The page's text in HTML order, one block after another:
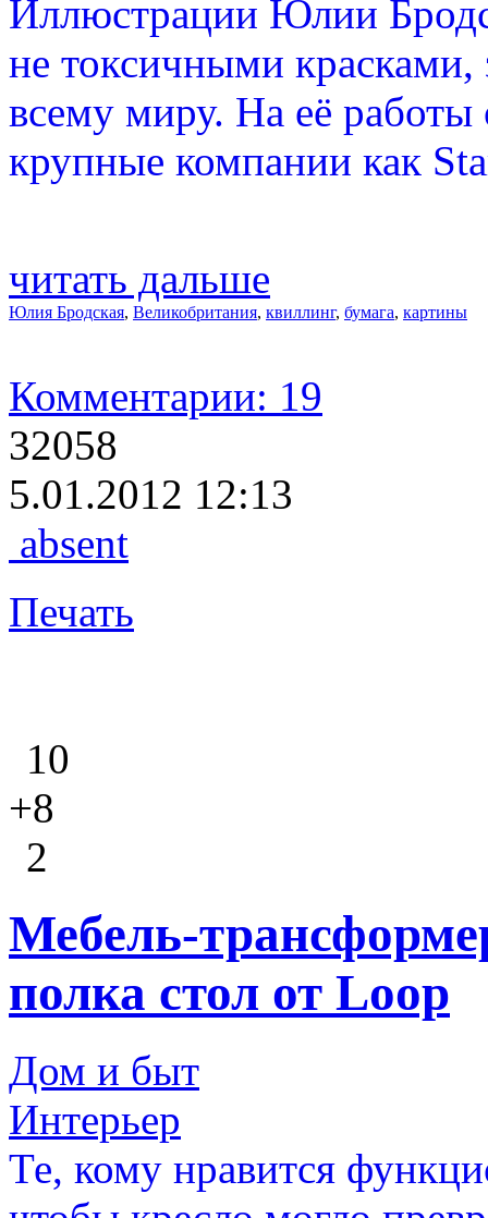
Иллюстрации Юлии
не токсичными красками,
всему миру. На её
крупные компании как
читать дальше
Юлия Бродская, Великобритания, квиллинг, бумага, картины
Комментарии: 19
32058
5.01.2012 12:13
absent
Печать
10
+8
2
Мебель-
полка стол от Loop
Дом и быт
Интерьер
Те, кому нравится